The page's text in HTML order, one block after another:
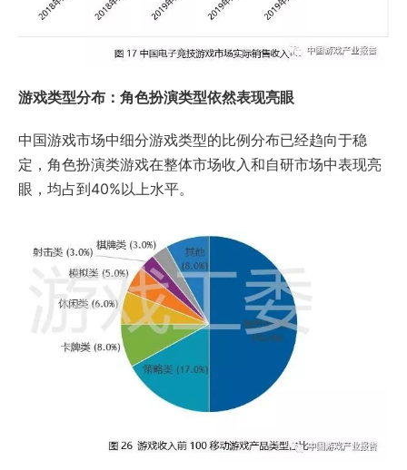
游戏类型分布：角色扮演类型依然表现亮眼
中国游戏市场中细分游戏类型的比例分布已经趋向于稳
定，角色扮演类游戏在整体市场收入和自研市场中表现亮
眼，均占到40%以上水平。